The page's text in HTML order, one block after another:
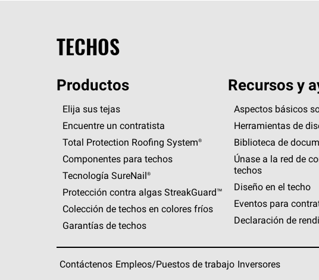
TECHOS
Productos
Elija sus tejas
Encuentre un contratista
Total Protection Roofing System®
Componentes para techos
Tecnología SureNail®
Protección contra algas StreakGuard™
Colección de techos en colores fríos
Garantías de techos
Recursos y
Aspectos básicos
Herramientas de
Biblioteca de
Únase a la red de
techos
Diseño en el techo
Eventos para
Declaración de
Contáctenos Empleos/Puestos de trabajo Inversores